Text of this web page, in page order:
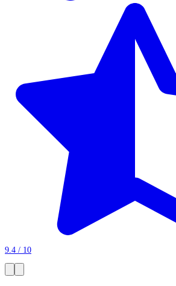
9.4 / 10